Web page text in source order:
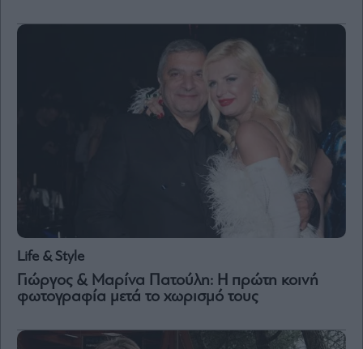
Life & Style
Γιώργος & Μαρίνα Πατούλη: Η πρώτη κοινή
φωτογραφία μετά το χωρισμό τους